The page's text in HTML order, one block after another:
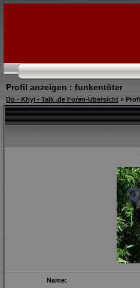
Profil anzeigen : funkentöter
Do - Khyi - Talk .de Foren-Übersicht »
Name: